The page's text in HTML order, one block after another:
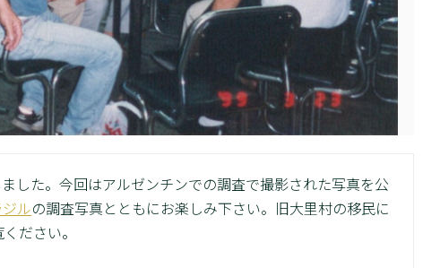
した。今回はアルゼンチンでの調査で撮影された写真を公
ルの調査写真とともにお楽しみ下さい。旧大里村の移民に
ださい。